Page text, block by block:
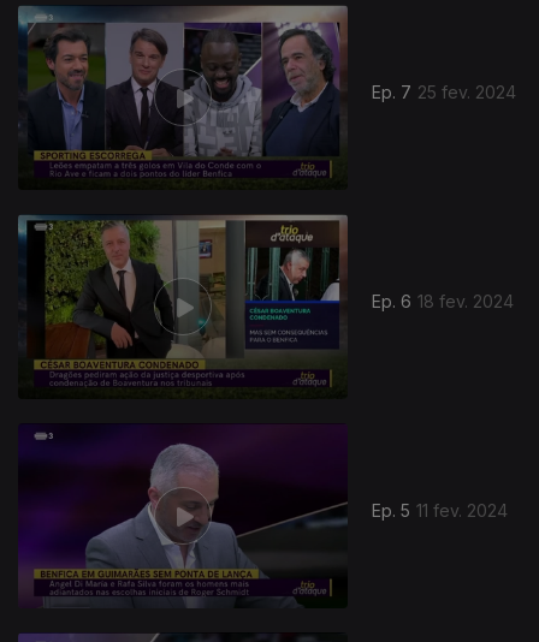
Ep. 7 25 fev. 2024
Ep. 6 18 fev. 2024
Ep. 5 11 fev. 2024